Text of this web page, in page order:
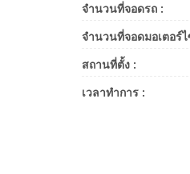
จำนวนที่จอดรถ :
จำนวนที่จอดมอเตอร์
สถานที่ตั้ง :
เวลาทำการ :